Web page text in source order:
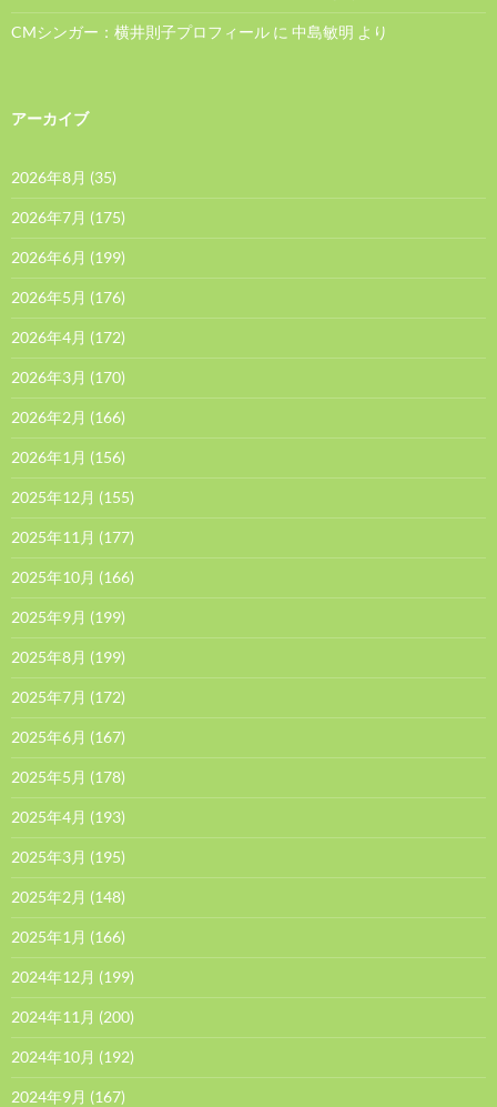
CMシンガー：横井則子プロフィール に 中島敏明 より
アーカイブ
2026年8月 (35)
2026年7月 (175)
2026年6月 (199)
2026年5月 (176)
2026年4月 (172)
2026年3月 (170)
2026年2月 (166)
2026年1月 (156)
2025年12月 (155)
2025年11月 (177)
2025年10月 (166)
2025年9月 (199)
2025年8月 (199)
2025年7月 (172)
2025年6月 (167)
2025年5月 (178)
2025年4月 (193)
2025年3月 (195)
2025年2月 (148)
2025年1月 (166)
2024年12月 (199)
2024年11月 (200)
2024年10月 (192)
2024年9月 (167)